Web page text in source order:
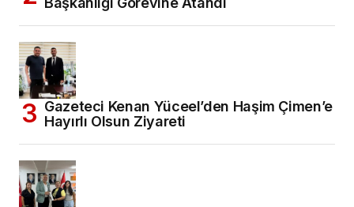
Gazeteci Kenan Yüceel’den Haşim Çimen’e
Hayırlı Olsun Ziyareti